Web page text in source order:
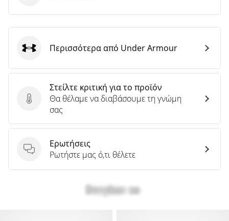
Στείλτε κριτική για το προϊόν
Στείλτε κριτική για το προϊόν
Θα θέλαμε να διαβάσουμε τη γνώμη
σας
Ερωτήσεις
Ερωτήσεις
Ρωτήστε μας ό,τι θέλετε
Under Armour
Περισσότερα από Under Armour